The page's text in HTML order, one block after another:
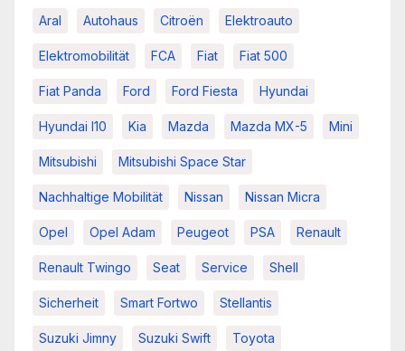
Aral Autohaus Citroën Elektroauto
Elektromobilität FCA Fiat Fiat 500
Fiat Panda Ford Ford Fiesta Hyundai
Hyundai I10 Kia Mazda Mazda MX-5 Mini
Mitsubishi Mitsubishi Space Star
Nachhaltige Mobilität Nissan Nissan Micra
Opel Opel Adam Peugeot PSA Renault
Renault Twingo Seat Service Shell
Sicherheit Smart Fortwo Stellantis
Suzuki Jimny Suzuki Swift Toyota